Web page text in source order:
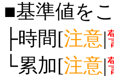
■基準値を
├時間[注意|
└累加[注意|